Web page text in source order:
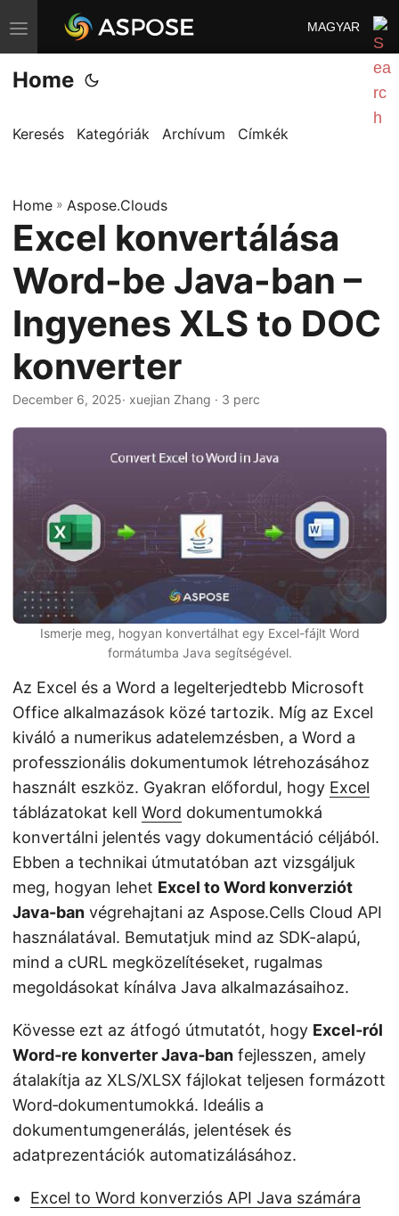
T
o
g
l
a
v
i
g
i
o
n
MAGYAR
Home
Keresés Kategóriák Archívum Címkék
Home » Aspose.Clouds
Excel konvertálása
Word-be Java-ban –
Ingyenes XLS to DOC
konverter
December 6, 2025· xuejian Zhang · 3 perc
Ismerje meg, hogyan konvertálhat egy Excel-fájlt Word
formátumba Java segítségével.
Az Excel és a Word a legelterjedtebb Microsoft
Office alkalmazások közé tartozik. Míg az Excel
kiváló a numerikus adatelemzésben, a Word a
professzionális dokumentumok létrehozásához
használt eszköz. Gyakran előfordul, hogy Excel
táblázatokat kell Word dokumentumokká
konvertálni jelentés vagy dokumentáció céljából.
Ebben a technikai útmutatóban azt vizsgáljuk
meg, hogyan lehet Excel to Word konverziót
Java-ban végrehajtani az Aspose.Cells Cloud API
használatával. Bemutatjuk mind az SDK-alapú,
mind a cURL megközelítéseket, rugalmas
megoldásokat kínálva Java alkalmazásaihoz.
Kövesse ezt az átfogó útmutatót, hogy Excel‑ról
Word‑re konverter Java‑ban fejlesszen, amely
átalakítja az XLS/XLSX fájlokat teljesen formázott
Word‑dokumentumokká. Ideális a
dokumentumgenerálás, jelentések és
adatprezentációk automatizálásához.
Excel to Word konverziós API Java számára